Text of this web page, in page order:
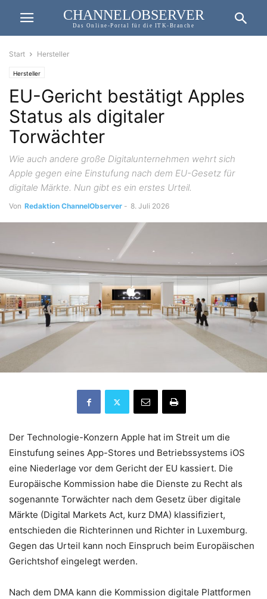
CHANNELOBSERVER
Das Online-Portal für die ITK-Branche
Start Hersteller
Hersteller
EU-Gericht bestätigt Apples
Status als digitaler
Torwächter
Wie auch andere große Digitalunternehmen wehrt sich
Apple gegen eine Einstufung nach dem EU-Gesetz für
digitale Märkte. Nun gibt es ein erstes Urteil.
Von Redaktion ChannelObserver - 8. Juli 2026
Der Technologie-Konzern Apple hat im Streit um die
Einstufung seines App-Stores und Betriebssystems iOS
eine Niederlage vor dem Gericht der EU kassiert. Die
Europäische Kommission habe die Dienste zu Recht als
sogenannte Torwächter nach dem Gesetz über digitale
Märkte (Digital Markets Act, kurz DMA) klassifiziert,
entschieden die Richterinnen und Richter in Luxemburg.
Gegen das Urteil kann noch Einspruch beim Europäischen
Gerichtshof eingelegt werden.
Nach dem DMA kann die Kommission digitale Plattformen